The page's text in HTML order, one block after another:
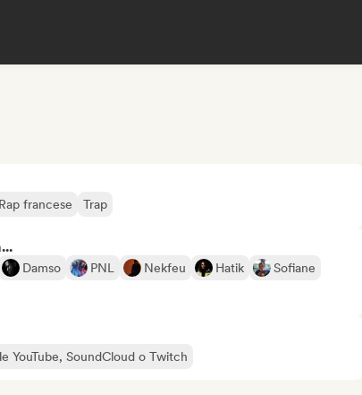
Rap francese Trap
Damso PNL Nekfeu Hatik
Sofiane
YouTube, SoundCloud o Twitch